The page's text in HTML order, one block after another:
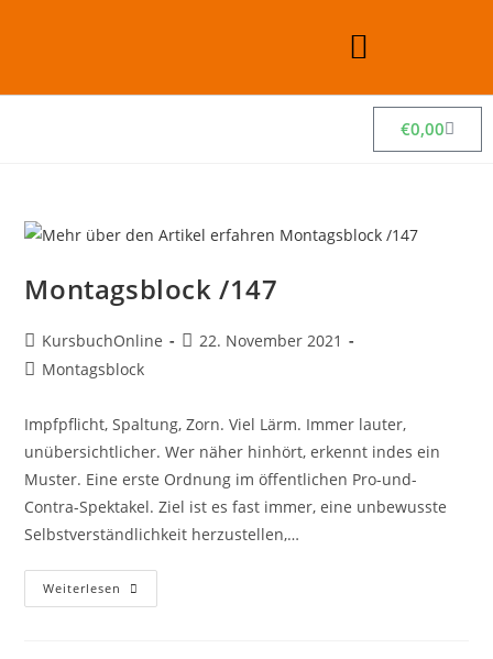
€0,00
Montagsblock /147
KursbuchOnline
22. November 2021
Montagsblock
Impfpflicht, Spaltung, Zorn. Viel Lärm. Immer lauter,
unübersichtlicher. Wer näher hinhört, erkennt indes ein
Muster. Eine erste Ordnung im öffentlichen Pro-und-
Contra-Spektakel. Ziel ist es fast immer, eine unbewusste
Selbstverständlichkeit herzustellen,…
Weiterlesen